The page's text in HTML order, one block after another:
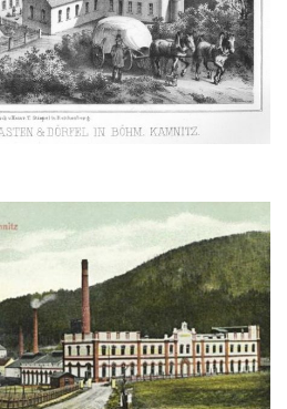
Železném Brodě
Muzea a
Petra a Pavla ve
Kamenici
České Kamenici
tkalcovna u